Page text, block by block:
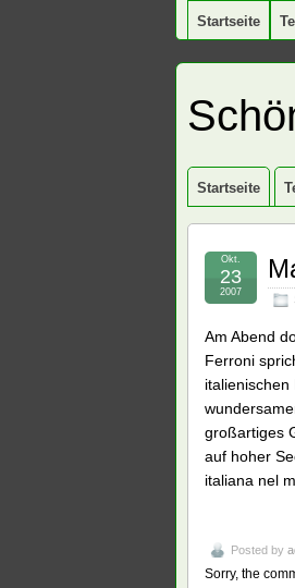
Startseite
Startseite
Okt.
23
2007
Am Abend
Ferroni
großartiges
auf hoher
italiana nel
Posted by
Sorry, the